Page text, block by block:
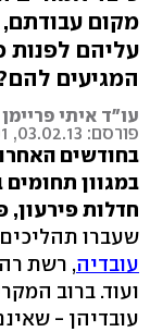
מקום
עליהם לפנות
המגיעים
עו"ד איתי פריימן
פורסם: 03.02.13, 12:01
בחודשים
במגוון
חדלות פירעון,
שעברו
עובדיה, רשת
ועוד. ברוב
עובדיהן -